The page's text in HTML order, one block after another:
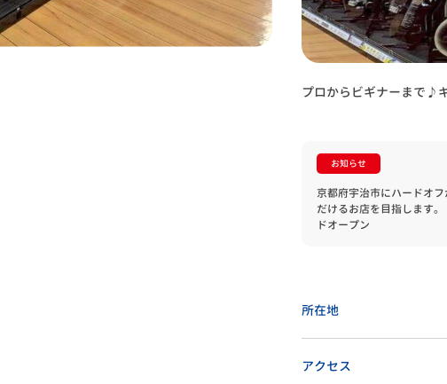
プロからビギナーまで♪
お知らせ
京都府宇治市にハードオフ
だけるお店を目指します。
ドオープン
所在地
アクセス